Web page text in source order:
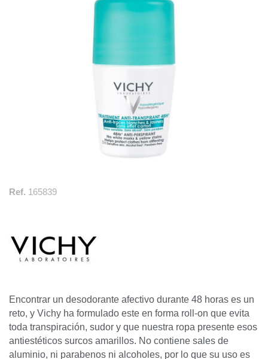
Ref. 165839
Encontrar un desodorante afectivo durante 48 horas es un
reto, y Vichy ha formulado este en forma roll-on que evita
toda transpiración, sudor y que nuestra ropa presente esos
antiestéticos surcos amarillos. No contiene sales de
aluminio, ni parabenos ni alcoholes, por lo que su uso es